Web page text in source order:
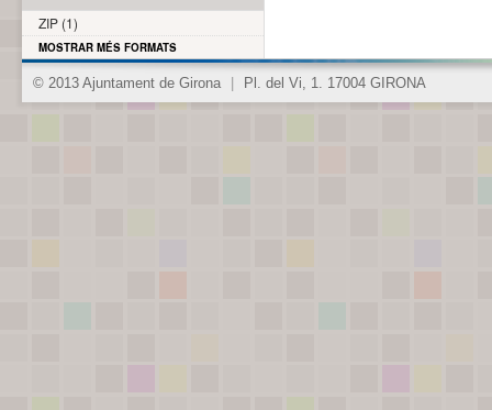
ZIP (1)
MOSTRAR MÉS FORMATS
© 2013 Ajuntament de Girona Pl. del Vi, 1. 17004 GIRONA